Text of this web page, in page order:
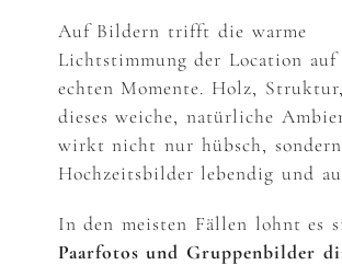
Auf Bildern trifft die warme
Lichtstimmung der Location auf
echten Momente. Holz,
dieses weiche, natürliche
wirkt nicht nur hübsch,
Hochzeitsbilder lebendig und
In den meisten Fällen lohnt es
Paarfotos und Gruppenbilder